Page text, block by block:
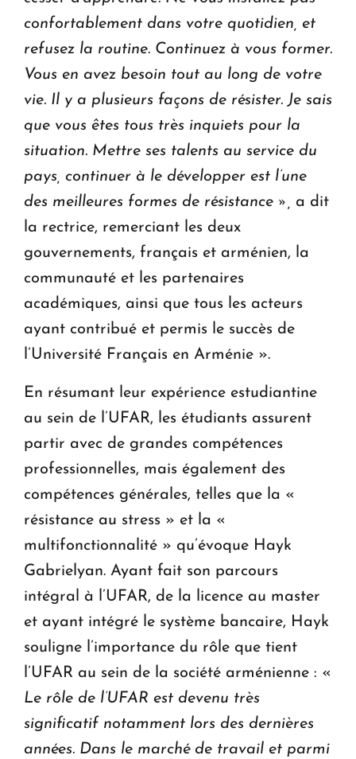
confortablement dans votre quotidien, et
refusez la routine. Continuez à vous former.
Vous en avez besoin tout au long de votre
vie. Il y a plusieurs façons de résister. Je sais
que vous êtes tous très inquiets pour la
situation. Mettre ses talents au service du
pays, continuer à le développer est l’une
des meilleures formes de résistance », a dit
la rectrice, remerciant les deux
gouvernements, français et arménien, la
communauté et les partenaires
académiques, ainsi que tous les acteurs
ayant contribué et permis le succès de
l’Université Français en Arménie ».
En résumant leur expérience estudiantine
au sein de l’UFAR, les étudiants assurent
partir avec de grandes compétences
professionnelles, mais également des
compétences générales, telles que la «
résistance au stress » et la «
multifonctionnalité » qu’évoque Hayk
Gabrielyan. Ayant fait son parcours
intégral à l’UFAR, de la licence au master
et ayant intégré le système bancaire, Hayk
souligne l’importance du rôle que tient
l’UFAR au sein de la société arménienne : «
Le rôle de l’UFAR est devenu très
significatif notamment lors des dernières
années. Dans le marché de travail et parmi